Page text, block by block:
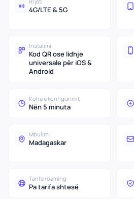
4G/LTE & 5G
Instalimi
Kod QR ose lidhje
universale për iOS &
Android
Koha e konfigurimit
Nën 5 minuta
Mbulimi
Madagaskar
Tarifa roaming
Pa tarifa shtesë